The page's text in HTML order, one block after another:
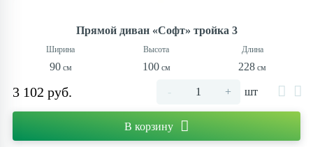
Прямой диван «Софт» тройка 3
90 100 228
3 102 руб. - + шт
В корзину